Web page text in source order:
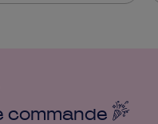
commande